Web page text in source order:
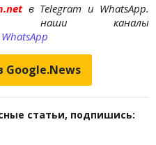
в Telegram и WhatsApp.
на наши каналы
WhatsApp
Google.News
статьи, подпишись: